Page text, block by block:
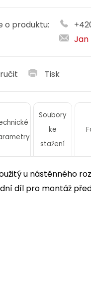
o produktu:
Jan
Tisk
Soubory
ke
stažení
u nástěnného
díl pro montáž